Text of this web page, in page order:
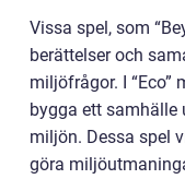
Vissa spel, som
berättelser och
miljöfrågor. I “Eco”
bygga ett samhälle
miljön. Dessa spel
göra